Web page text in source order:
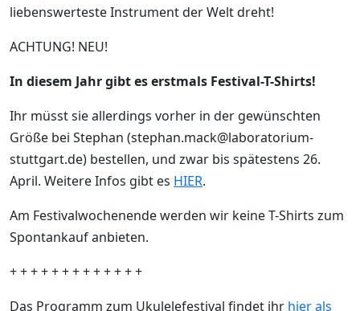
liebenswerteste Instrument der Welt dreht!
ACHTUNG! NEU!
In diesem Jahr gibt es erstmals Festival-T-Shirts!
Ihr müsst sie allerdings vorher in der gewünschten
Größe bei Stephan (stephan.mack@laboratorium-
stuttgart.de) bestellen, und zwar bis spätestens 26.
April. Weitere Infos gibt es HIER.
Am Festivalwochenende werden wir keine T-Shirts zum
Spontankauf anbieten.
+ + + + + + + + + + + + +
Das Programm zum Ukulelefestival findet ihr hier als